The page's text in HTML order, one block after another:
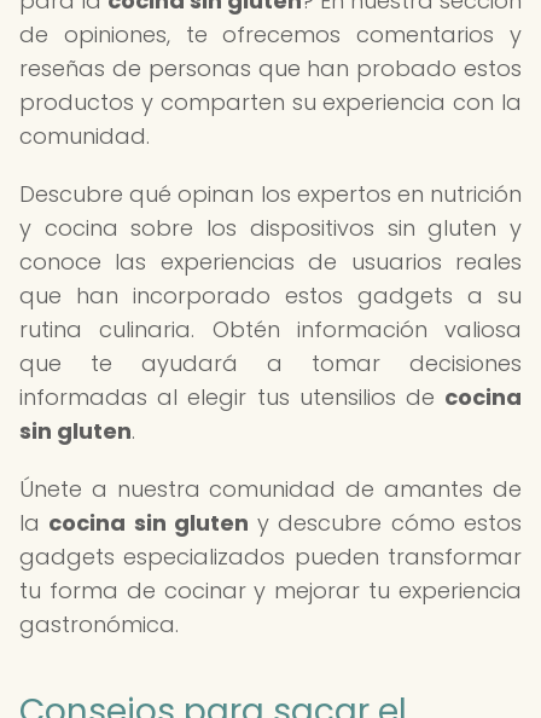
de opiniones, te ofrecemos comentarios y
reseñas de personas que han probado estos
productos y comparten su experiencia con la
comunidad.
Descubre qué opinan los expertos en nutrición
y cocina sobre los dispositivos sin gluten y
conoce las experiencias de usuarios reales
que han incorporado estos gadgets a su
rutina culinaria. Obtén información valiosa
que te ayudará a tomar decisiones
informadas al elegir tus utensilios de cocina
sin gluten.
Únete a nuestra comunidad de amantes de
la cocina sin gluten y descubre cómo estos
gadgets especializados pueden transformar
tu forma de cocinar y mejorar tu experiencia
gastronómica.